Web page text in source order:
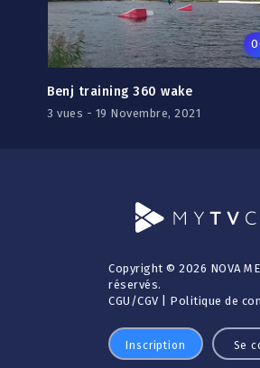
Benj training 360 wake
3 vues - 19 Novembre, 2021
Copyright © 2026 NOVA
réservés.
CGU /CGV Politique de
Inscription Se